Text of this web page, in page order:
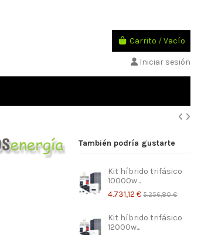
Carrito /Vacío
Iniciar sesión
También podría gustarte
Kit híbrido trifásico
10000w...
4.731,12 € 5.256,80 €
Kit híbrido trifásico
12000w...